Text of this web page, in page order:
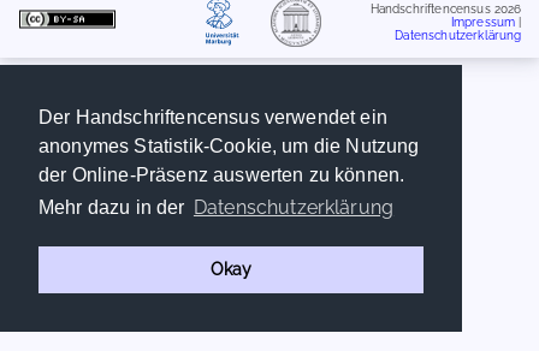
Der Handschriftencensus verwendet ein
anonymes Statistik-Cookie, um die Nutzung
der Online-Präsenz auswerten zu können.
Mehr dazu in der Datenschutzerklärung
Okay
Handschriftencensus 2026
Impressum
Datenschutzerklärung